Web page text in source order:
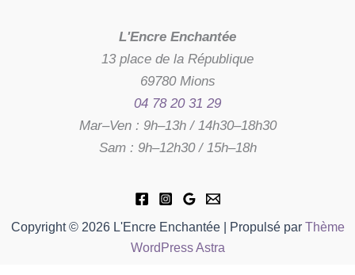
L'Encre Enchantée
13 place de la République
69780 Mions
04 78 20 31 29
Mar–Ven : 9h–13h / 14h30–18h30
Sam : 9h–12h30 / 15h–18h
Copyright © 2026 L'Encre Enchantée | Propulsé par Thème
WordPress Astra